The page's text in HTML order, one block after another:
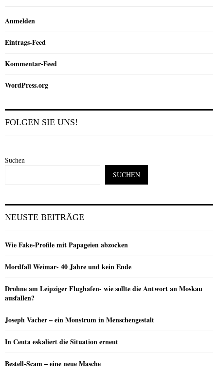
Anmelden
Eintrags-Feed
Kommentar-Feed
WordPress.org
FOLGEN SIE UNS!
Suchen
SUCHEN
NEUSTE BEITRÄGE
Wie Fake-Profile mit Papageien abzocken
Mordfall Weimar- 40 Jahre und kein Ende
Drohne am Leipziger Flughafen- wie sollte die Antwort an Moskau
ausfallen?
Joseph Vacher – ein Monstrum in Menschengestalt
In Ceuta eskaliert die Situation erneut
Bestell-Scam – eine neue Masche